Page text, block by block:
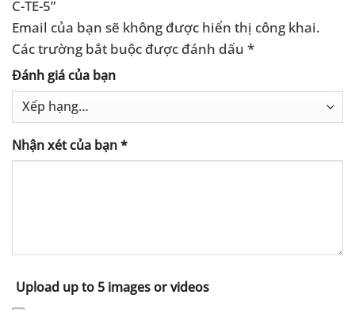
C-TE-5”
Email của bạn sẽ không được hiển thị công khai.
Các trường bắt buộc được đánh dấu *
Đánh giá của bạn
Nhận xét của bạn*
Upload up to 5 images or videos